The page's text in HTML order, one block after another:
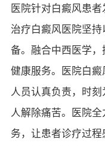
医院针对白癜风患
治疗白癜风医院坚
备。融合中西医学
健康服务。医院白
人员认真负责，时
人解除痛苦。医院
务，让患者诊疗过